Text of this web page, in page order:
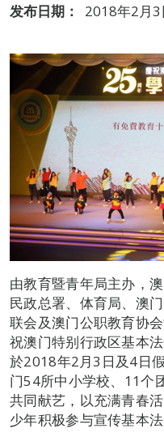
发布日期：
2018年2月
由教育暨青年局主办，
民政总署、体育局、澳
联会及澳门公职教育协
祝澳门特别行政区基本
於2018年2月3日及4日
门54所中小学校、11个
共同献艺，以充满青春
少年积极参与宣传基本法